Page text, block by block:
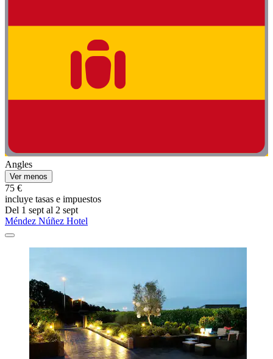
Angles
Ver menos
75 €
incluye tasas e impuestos
Del 1 sept al 2 sept
Méndez Núñez Hotel